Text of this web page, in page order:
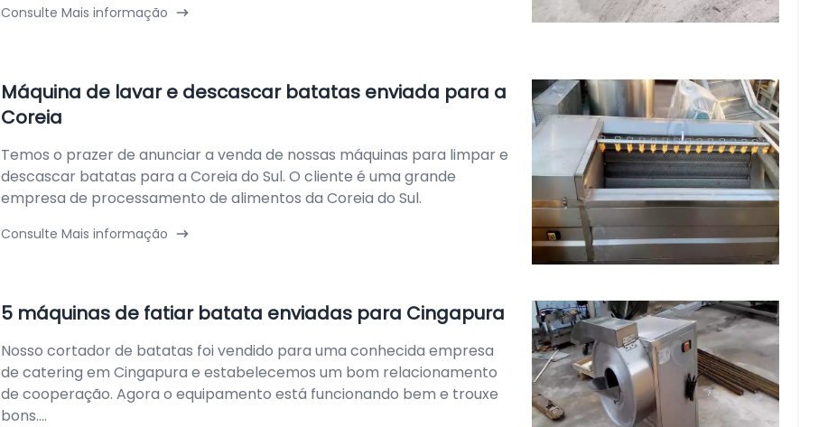
Consulte Mais informação
Máquina de lavar e descascar batatas enviada para a
Coreia
Temos o prazer de anunciar a venda de nossas máquinas para limpar e
descascar batatas para a Coreia do Sul. O cliente é uma grande
empresa de processamento de alimentos da Coreia do Sul.
Consulte Mais informação
5 máquinas de fatiar batata enviadas para Cingapura
Nosso cortador de batatas foi vendido para uma conhecida empresa
de catering em Cingapura e estabelecemos um bom relacionamento
de cooperação. Agora o equipamento está funcionando bem e trouxe
bons....